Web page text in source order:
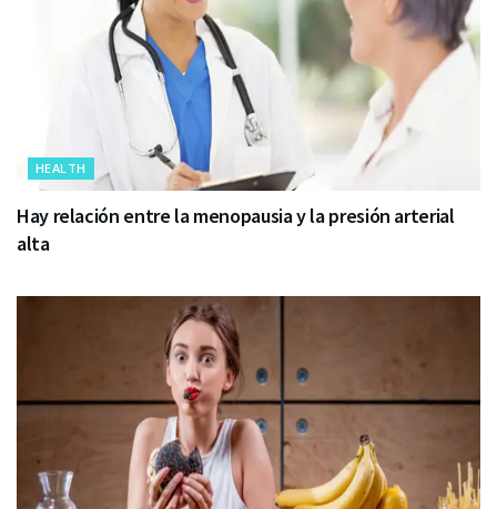
HEALTH
Hay relación entre la menopausia y la presión arterial
alta